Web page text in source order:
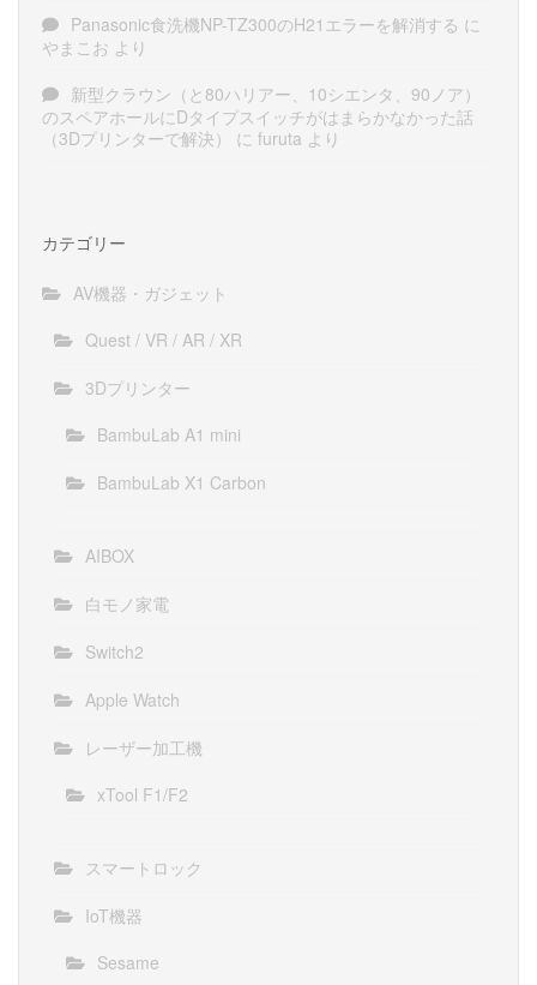
Panasonic食洗機NP-TZ300のH21エラーを解消する に
やまこお より
新型クラウン（と80ハリアー、10シエンタ、90ノア）
のスペアホールにDタイプスイッチがはまらかなかった話
（3Dプリンターで解決）
に furuta より
カテゴリー
AV機器・ガジェット
Quest / VR / AR / XR
3Dプリンター
BambuLab A1 mini
BambuLab X1 Carbon
AIBOX
白モノ家電
Switch2
Apple Watch
レーザー加工機
xTool F1/F2
スマートロック
IoT機器
Sesame